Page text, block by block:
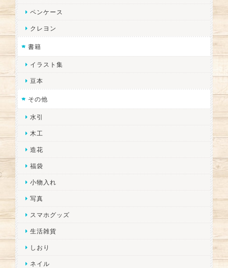
ペンケース
クレヨン
書籍
イラスト集
豆本
その他
水引
木工
造花
福袋
小物入れ
写真
スマホグッズ
生活雑貨
しおり
ネイル